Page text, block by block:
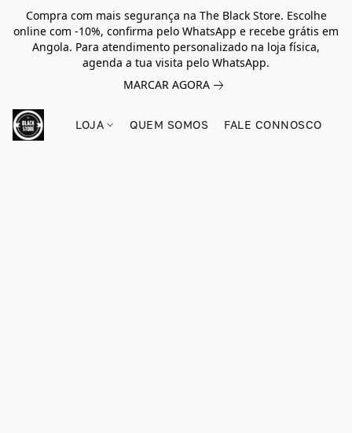
Compra com mais segurança na The Black Store. Escolhe
online com -10%, confirma pelo WhatsApp e recebe grátis em
Angola. Para atendimento personalizado na loja física,
agenda a tua visita pelo WhatsApp.
MARCAR AGORA
LOJA QUEM SOMOS FALE CONNOSCO